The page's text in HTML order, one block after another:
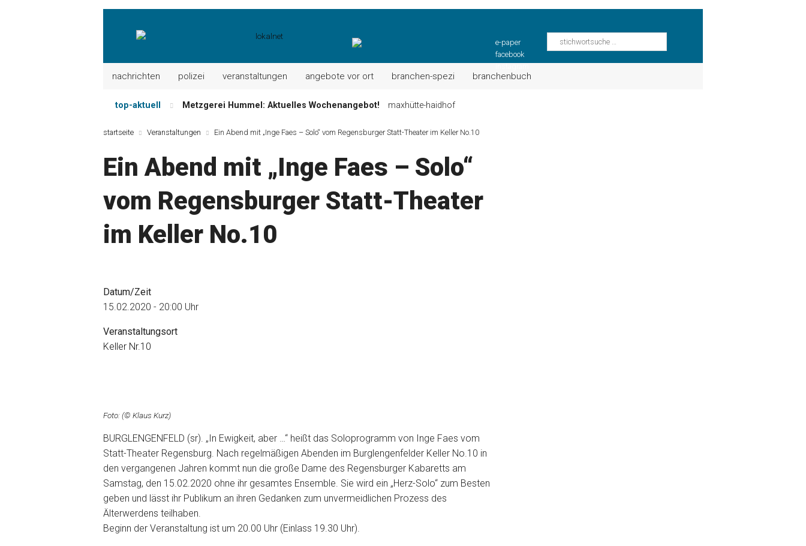
e-paper
facebook
nachrichten polizei veranstaltungen angebote vor ort branchen-spezi branchenbuch
top-aktuell Metzgerei Hummel: Aktuelles Wochenangebot!
maxhütte-haidhof
Der „deutsche Michel“ muss nun zahlen!
kommentare & serien & leserbriefe
Maxhütter Fischladen: Unser aktuelles Angebot …
maxhütte-haidhof
Nutzen Sie aktuelle Angebote Ihrer Region!
angebote vor ort | anzeige
startseite Veranstaltungen Ein Abend mit „Inge Faes – Solo“ vom Regensburger Statt-Theater im Keller No.10
Ein Abend mit „Inge Faes – Solo“
vom Regensburger Statt-Theater
im Keller No.10
Datum/Zeit
15.02.2020 - 20:00 Uhr
Veranstaltungsort
Keller Nr.10
Foto: (© Klaus Kurz)
BURGLENGENFELD (sr). „In Ewigkeit, aber …“ heißt das Soloprogramm von Inge Faes vom
Statt-Theater Regensburg. Nach regelmäßigen Abenden im Burglengenfelder Keller No.10 in
den vergangenen Jahren kommt nun die große Dame des Regensburger Kabaretts am
Samstag, den 15.02.2020 ohne ihr gesamtes Ensemble. Sie wird ein „Herz-Solo“ zum Besten
geben und lässt ihr Publikum an ihren Gedanken zum unvermeidlichen Prozess des
Älterwerdens teilhaben.
Beginn der Veranstaltung ist um 20.00 Uhr (Einlass 19.30 Uhr).